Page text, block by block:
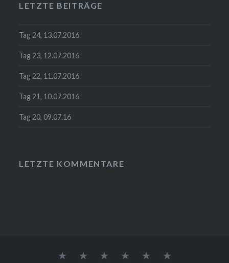
LETZTE BEITRÄGE
Tag 24, 13.07.2016
Tag 23, 12.07.2016
Tag 22, 11.07.2016
Tag 21, 10.07.2016
Tag 20, 09.07.16
LETZTE KOMMENTARE
Gedanken Fakten Das
ICH